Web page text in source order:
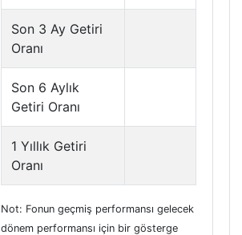
Son 3 Ay Getiri
Oranı
Son 6 Aylık
Getiri Oranı
1 Yıllık Getiri
Oranı
Not: Fonun geçmiş performansı gelecek
dönem performansı için bir gösterge